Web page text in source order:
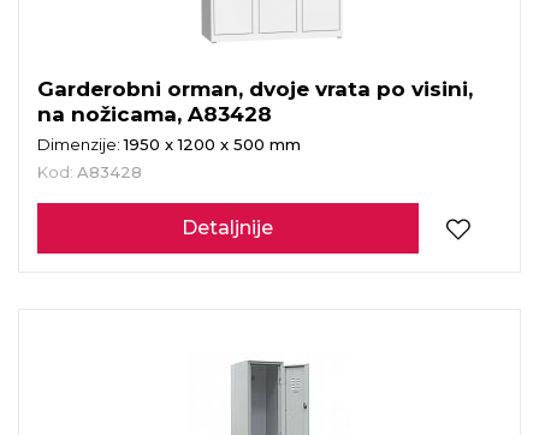
Garderobni orman, dvoje vrata po visini,
na nožicama, A83428
Dimenzije:1950 x 1200 x 500 mm
Kod: A83428
Detaljnije